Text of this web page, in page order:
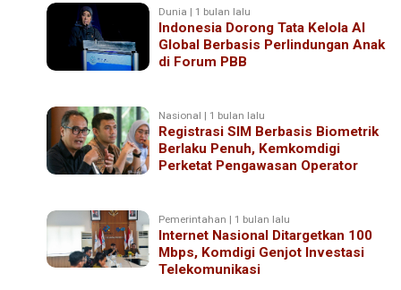
Dunia | 1 bulan lalu
Indonesia Dorong Tata Kelola AI
Global Berbasis Perlindungan Anak
di Forum PBB
Nasional | 1 bulan lalu
Registrasi SIM Berbasis Biometrik
Berlaku Penuh, Kemkomdigi
Perketat Pengawasan Operator
Pemerintahan | 1 bulan lalu
Internet Nasional Ditargetkan 100
Mbps, Komdigi Genjot Investasi
Telekomunikasi